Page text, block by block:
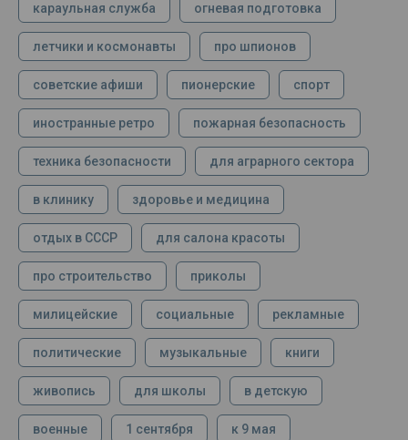
караульная служба огневая подготовка
летчики и космонавты про шпионов
советские афиши пионерские спорт
иностранные ретро пожарная безопасность
техника безопасности для аграрного сектора
в клинику здоровье и медицина
отдых в СССР для салона красоты
про строительство приколы
милицейские социальные рекламные
политические музыкальные книги
живопись для школы в детскую
военные 1 сентября к 9 мая